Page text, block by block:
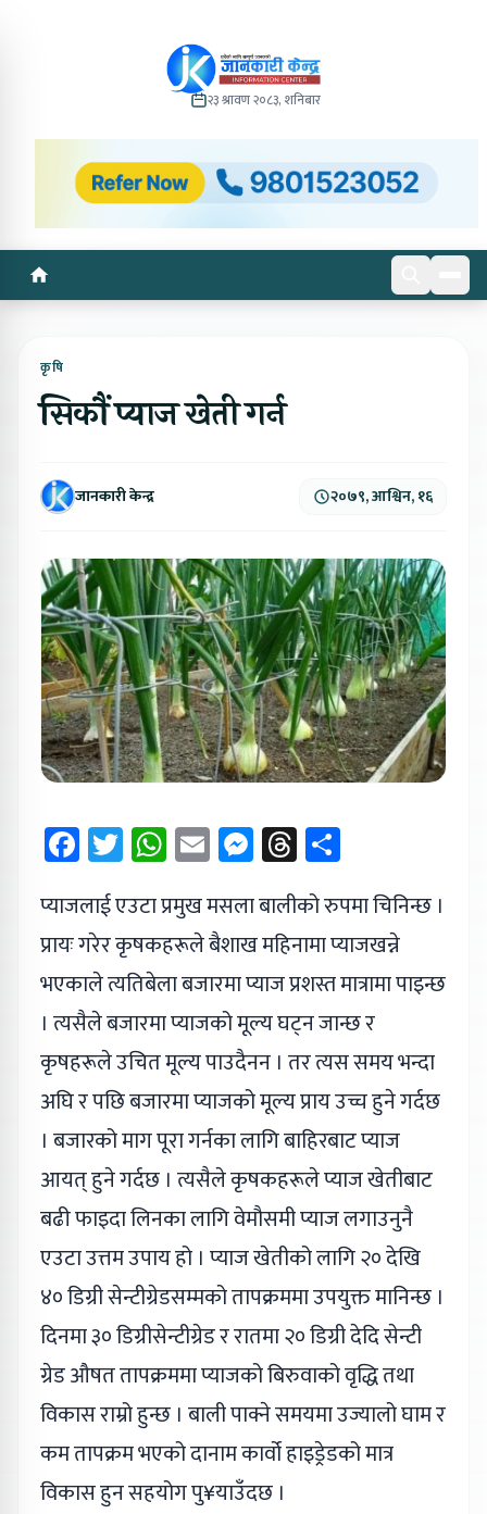
२३ श्रावण २०८३, शनिबार
कृषि
सिकौं प्याज खेती गर्न
जानकारी केन्द्र २०७९, आश्विन, १६
Facebook
Twitter
WhatsApp
EmailMessenger
Threads
प्याजलाई एउटा प्रमुख मसला बालीको रुपमा चिनिन्छ ।
प्रायः गरेर कृषकहरूले बैशाख महिनामा प्याजखन्ने
भएकाले त्यतिबेला बजारमा प्याज प्रशस्त मात्रामा पाइन्छ
। त्यसैले बजारमा प्याजको मूल्य घट्न जान्छ र
कृषहरूले उचित मूल्य पाउदैनन । तर त्यस समय भन्दा
अघि र पछि बजारमा प्याजको मूल्य प्राय उच्च हुने गर्दछ
। बजारको माग पूरा गर्नका लागि बाहिरबाट प्याज
आयत् हुने गर्दछ । त्यसैले कृषकहरूले प्याज खेतीबाट
बढी फाइदा लिनका लागि वेमौसमी प्याज लगाउनुनै
एउटा उत्तम उपाय हो । प्याज खेतीको लागि २० देखि
४० डिग्री सेन्टीग्रेडसम्मको तापक्रममा उपयुक्त मानिन्छ ।
दिनमा ३० डिग्रीसेन्टीग्रेड र रातमा २० डिग्री देदि सेन्टी
ग्रेड औषत तापक्रममा प्याजको बिरुवाको वृद्धि तथा
विकास राम्रो हुन्छ । बाली पाक्ने समयमा उज्यालो घाम र
कम तापक्रम भएको दानाम कार्वो हाइड्रेडको मात्र
विकास हुन सहयोग पु¥याउँदछ ।